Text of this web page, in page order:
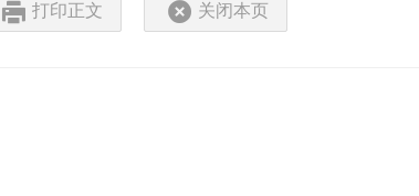
打印正文 关闭本页